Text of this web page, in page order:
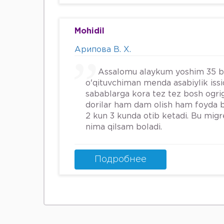
Mohidil
Арипова В. Х.
Assalomu alaykum yoshim 35
o'qituvchiman menda asabiylik
sabablarga kora tez tez bosh
dorilar ham dam olish ham foyda
2 kun 3 kunda otib ketadi. Bu
nima qilsam boladi.
Подробнее